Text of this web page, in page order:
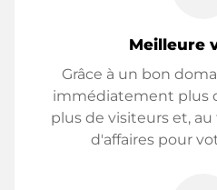
Meilleure
Grâce à un bon
immédiatement plus
plus de visiteurs et,
d'affaires pour